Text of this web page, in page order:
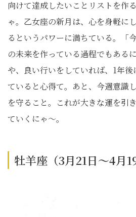
向けて達成したいことリストを作
ゃ。乙女座の新月は、心を身軽に
るというパワーに満ちている。「
の未来を作っている過程でもある
や、良い行いをしていれば、1年
ていると心得て。あと、今週意識
を守ること。これが大きな運を引
ていくにゃ〜。
牡羊座（3月21日～4